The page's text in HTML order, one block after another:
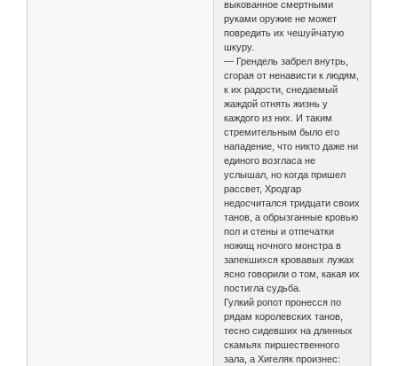
выкованное смертными
руками оружие не может
повредить их чешуйчатую
шкуру.
— Грендель забрел внутрь,
сгорая от ненависти к людям,
к их радости, снедаемый
жаждой отнять жизнь у
каждого из них. И таким
стремительным было его
нападение, что никто даже ни
единого возгласа не
услышал, но когда пришел
рассвет, Хродгар
недосчитался тридцати своих
танов, а обрызганные кровью
пол и стены и отпечатки
ножищ ночного монстра в
запекшихся кровавых лужах
ясно говорили о том, какая их
постигла судьба.
Гулкий ропот пронесся по
рядам королевских танов,
тесно сидевших на длинных
скамьях пиршественного
зала, а Хигеляк произнес: